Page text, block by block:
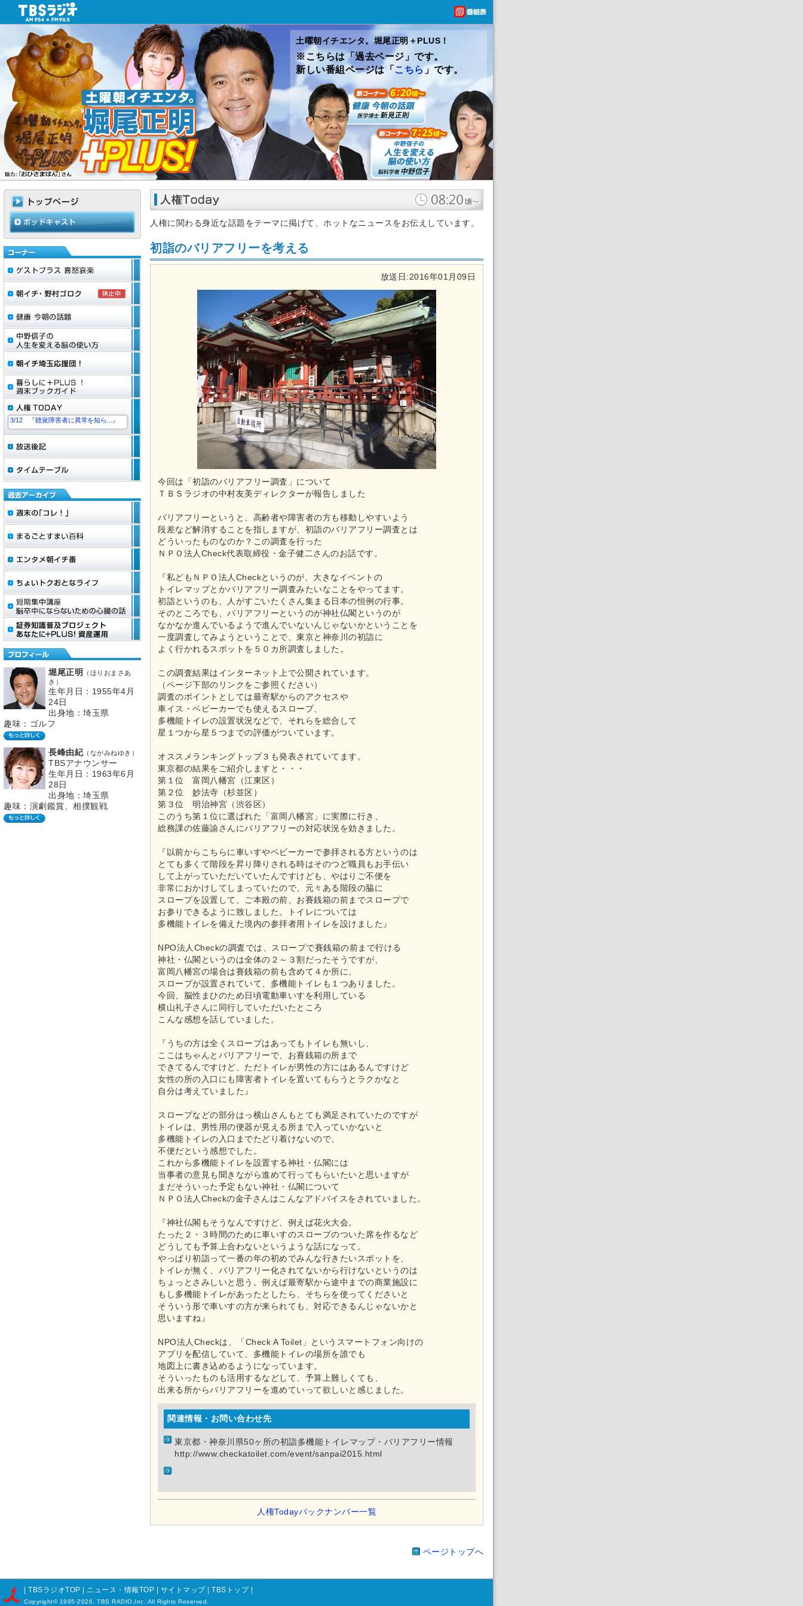
土曜朝イチエンタ。堀尾正明＋PLUS！
※こちらは「過去ページ」です。
新しい番組ページは「 こちら」です。
3/12 『聴覚障害者に異常を知ら...』
堀尾正明
（ほりおまさあ
き）
生年月日：1955年4月
24日
出身地：埼玉県
趣味：ゴルフ
長峰由紀（ながみねゆき）
TBSアナウンサー
生年月日：1963年6月
28日
出身地：埼玉県
趣味：演劇鑑賞、相撲観戦
人権に関わる身近な話題をテーマに掲げて、ホットなニュースをお伝えしています。
初詣のバリアフリーを考える
放送日:2016年01月09日
今回は「初詣のバリアフリー調査」について
ＴＢＳラジオの中村友美ディレクターが報告しました
バリアフリーというと、高齢者や障害者の方も移動しやすいよう
段差など解消することを指しますが、初詣のバリアフリー調査とは
どういったものなのか？この調査を行った
ＮＰＯ法人Check代表取締役・金子健二さんのお話です。
『私どもＮＰＯ法人Checkというのが、大きなイベントの
トイレマップとかバリアフリー調査みたいなことをやってます。
初詣というのも、人がすごいたくさん集まる日本の恒例の行事。
そのところでも、バリアフリーというのが神社仏閣というのが
なかなか進んでいるようで進んでいないんじゃないかということを
一度調査してみようということで、東京と神奈川の初詣に
よく行かれるスポットを５０カ所調査しました。
この調査結果はインターネット上で公開されています。
（ページ下部のリンクをご参照ください）
調査のポイントとしては最寄駅からのアクセスや
車イス・ベビーカーでも使えるスロープ、
多機能トイレの設置状況などで、それらを総合して
星１つから星５つまでの評価がついています。
オススメランキングトップ３も発表されていてます。
東京都の結果をご紹介しますと・・・
第１位 富岡八幡宮（江東区）
第２位 妙法寺（杉並区）
第３位 明治神宮（渋谷区）
このうち第１位に選ばれた「富岡八幡宮」に実際に行き、
総務課の佐藤諭さんにバリアフリーの対応状況を効きました。
『以前からこちらに車いすやベビーカーで参拝される方というのは
とても多くて階段を昇り降りされる時はそのつど職員もお手伝い
して上がっていただいていたんですけども、やはりご不便を
非常におかけしてしまっていたので、元々ある階段の脇に
スロープを設置して、ご本殿の前、お賽銭箱の前までスロープで
お参りできるように致しました。トイレについては
多機能トイレを備えた境内の参拝者用トイレを設けました』
NPO法人Checkの調査では、スロープで賽銭箱の前まで行ける
神社・仏閣というのは全体の２～３割だったそうですが、
富岡八幡宮の場合は賽銭箱の前も含めて４か所に、
スロープが設置されていて、多機能トイレも１つありました。
今回、脳性まひのため日頃電動車いすを利用している
横山礼子さんに同行していただいたところ
こんな感想を話していました。
『うちの方は全くスロープはあってもトイレも無いし、
ここはちゃんとバリアフリーで、お賽銭箱の所まで
できてるんですけど、ただトイレが男性の方にはあるんですけど
女性の所の入口にも障害者トイレを置いてもらうとラクかなと
自分は考えていました』
スロープなどの部分はっ横山さんもとても満足されていたのですが
トイレは、男性用の便器が見える所まで入っていかないと
多機能トイレの入口までたどり着けないので、
不便だという感想でした。
これから多機能トイレを設置する神社・仏閣には
当事者の意見も聞きながら進めて行ってもらいたいと思いますが
まだそういった予定もない神社・仏閣について
ＮＰＯ法人Checkの金子さんはこんなアドバイスをされていました。
『神社仏閣もそうなんですけど、例えば花火大会。
たった２・３時間のために車いすのスロープのついた席を作るなど
どうしても予算上合わないというような話になって。
やっぱり初詣って一番の年の初めでみんな行きたいスポットを、
トイレが無く、バリアフリー化されてないから行けないというのは
ちょっとさみしいと思う。例えば最寄駅から途中までの商業施設に
もし多機能トイレがあったとしたら、そちらを使ってくださいと
そういう形で車いすの方が来られても、対応できるんじゃないかと
思いますね』
NPO法人Checkは、「Check A Toilet」というスマートフォン向けの
アプリを配信していて、多機能トイレの場所を誰でも
地図上に書き込めるようになっています。
そういったものも活用するなどして、予算上難しくても、
出来る所からバリアフリーを進めていって欲しいと感じました。
関連情報・お問い合わせ先
東京都・神奈川県50ヶ所の初詣多機能トイレマップ・バリアフリー情報
http://www.checkatoilet.com/event/sanpai2015.html
人権Todayバックナンバー一覧
ページトップへ
TBSラジオTOP ニュース・情報TOP サイトマップ TBSトップ|
Copyright© 1995-2026, TBS RADIO,Inc. All Rights Reserved.